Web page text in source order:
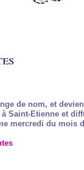
de nom, et
Saint-Etienne et
mercredi du mois